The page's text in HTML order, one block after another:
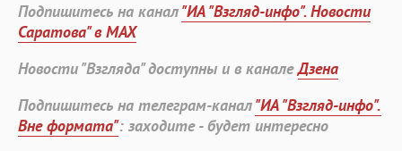
Подпишитесь на канал"ИА "Взгляд-инфо". Новости
Саратова" в MAX
Новости "Взгляда" доступны и в каналеДзена
Подпишитесь на телеграм-канал"ИА "Взгляд-инфо".
Вне формата": заходите - будет интересно